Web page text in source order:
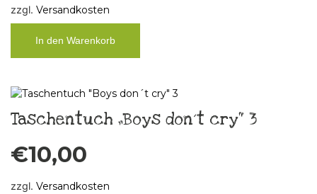
zzgl. Versandkosten
In den Warenkorb
Taschentuch „Boys don´t cry“ 3
€10,00
zzgl. Versandkosten